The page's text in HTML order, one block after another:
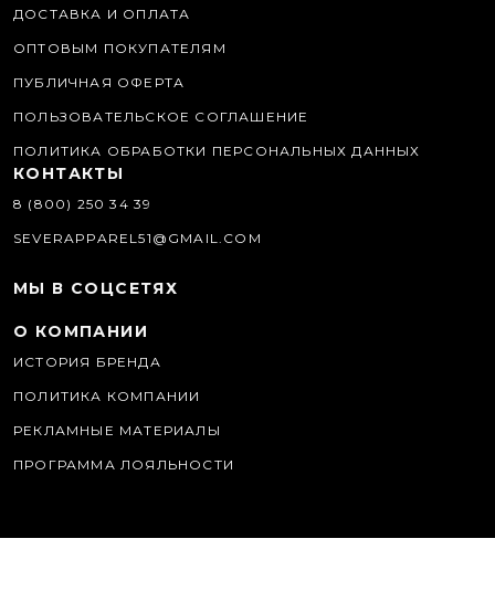
ДОСТАВКА И ОПЛАТА
ОПТОВЫМ ПОКУПАТЕЛЯМ
ПУБЛИЧНАЯ ОФЕРТА
ПОЛЬЗОВАТЕЛЬСКОЕ СОГЛАШЕНИЕ
ПОЛИТИКА ОБРАБОТКИ ПЕРСОНАЛЬНЫХ ДАННЫХ
КОНТАКТЫ
8 (800) 250 34 39
SEVERAPPAREL51@GMAIL.COM
МЫ В СОЦСЕТЯХ
О КОМПАНИИ
ИСТОРИЯ БРЕНДА
ПОЛИТИКА КОМПАНИИ
РЕКЛАМНЫЕ МАТЕРИАЛЫ
ПРОГРАММА ЛОЯЛЬНОСТИ